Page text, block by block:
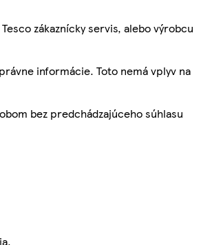
zákaznícky servis, alebo výrobcu
informácie. Toto nemá vplyv na
bez predchádzajúceho súhlasu